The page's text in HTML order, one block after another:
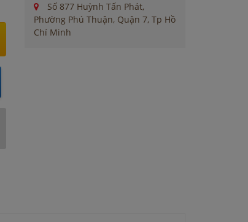
Số 877 Huỳnh Tấn Phát,
Phường Phú Thuận, Quận 7, Tp Hồ
Chí Minh